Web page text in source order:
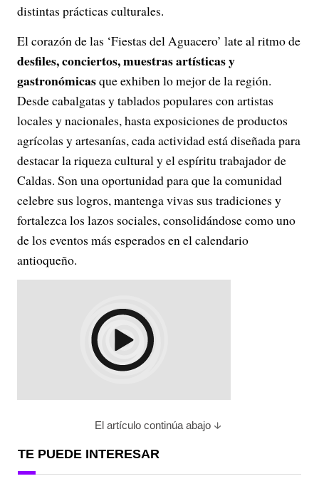
distintas prácticas culturales.
El corazón de las ‘Fiestas del Aguacero’ late al ritmo de
desfiles, conciertos, muestras artísticas y
gastronómicasque exhiben lo mejor de la región.
Desde cabalgatas y tablados populares con artistas
locales y nacionales, hasta exposiciones de productos
agrícolas y artesanías, cada actividad está diseñada para
destacar la riqueza cultural y el espíritu trabajador de
Caldas. Son una oportunidad para que la comunidad
celebre sus logros, mantenga vivas sus tradiciones y
fortalezca los lazos sociales, consolidándose como uno
de los eventos más esperados en el calendario
antioqueño.
El artículo continúa abajo
TE PUEDE INTERESAR